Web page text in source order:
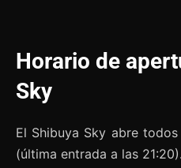
Horario de
Sky
El Shibuya Sky abre
(última entrada a las 21:20).